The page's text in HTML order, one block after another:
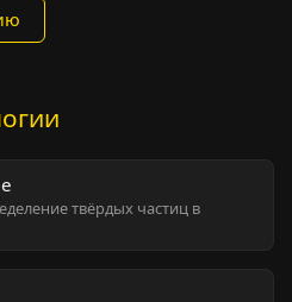
твёрдых частиц в